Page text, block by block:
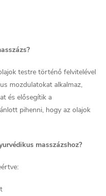
testre történő felvitelével
mozdulatokat alkalmaz,
és elősegítik a
pihenni, hogy az olajok
masszázshoz?